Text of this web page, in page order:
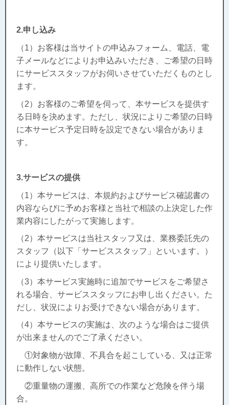
2.申し込み
（1）お客様は当サイトの申込みフォーム、電話、電
子メールなどによりお申込みいただき、ご希望の日時
にサービススタッフがお伺いさせていただくものとし
ます。
（2）お客様のご希望を伺って、本サービスを提供す
る日時を決めます。ただし、状況によりご希望の日時
に本サービス予定日時を設定できない場合がありま
す。
3.サービスの提供
（1）本サービスは、本規約およびサービス確認書の
内容ならびに予めお客様と当社で相談の上決定した作
業内容にしたがって実施します。
（2）本サービスは当社スタッフ又は、業務委託先の
スタッフ（以下「サービススタッフ」といいます。）
により提供いたします。
（3）本サービス実施時に追加でサービスをご希望さ
れる場合、サービススタッフにお申し出ください。た
だし、状況によりお受けできない場合があります。
（4）本サービスの実施は、次のような場合はご提供
が出来ませんのでご了承ください。
①対象物が故障、不具合を起こしている、又は正常
に動作しない状態。
②重量物の運搬、高所での作業など危険を伴う場
合。